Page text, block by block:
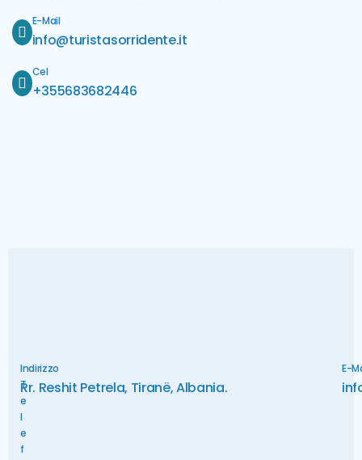
E-Mail
info@turistasorridente.it
Cel
+355683682446
T
e
l
e
f
Indirizzo
Rr. Reshit Petrela, Tiranë, Albania.
E-